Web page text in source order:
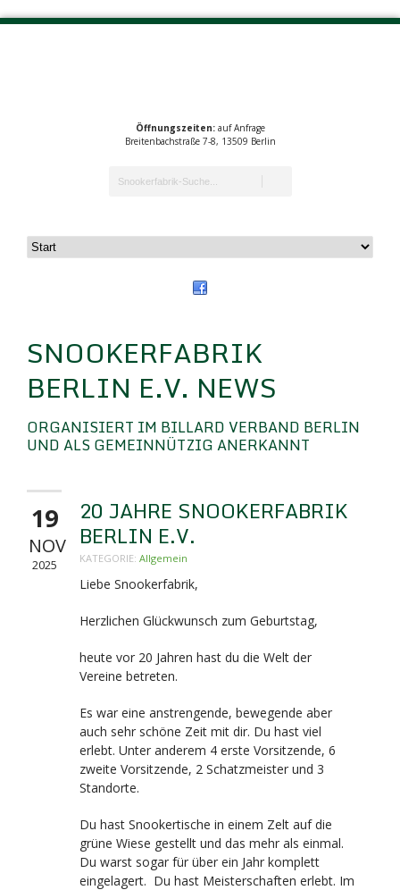
Öffnungszeiten:auf Anfrage
Breitenbachstraße 7-8, 13509 Berlin
SNOOKERFABRIK
BERLIN E.V. NEWS
ORGANISIERT IM BILLARD VERBAND BERLIN
UND ALS GEMEINNÜTZIG ANERKANNT
19
NOV
2025
20 JAHRE SNOOKERFABRIK
BERLIN E.V.
KATEGORIE: Allgemein
Liebe Snookerfabrik,
Herzlichen Glückwunsch zum Geburtstag,
heute vor 20 Jahren hast du die Welt der
Vereine betreten.
Es war eine anstrengende, bewegende aber
auch sehr schöne Zeit mit dir. Du hast viel
erlebt. Unter anderem 4 erste Vorsitzende, 6
zweite Vorsitzende, 2 Schatzmeister und 3
Standorte.
Du hast Snookertische in einem Zelt auf die
grüne Wiese gestellt und das mehr als einmal.
Du warst sogar für über ein Jahr komplett
eingelagert. Du hast Meisterschaften erlebt. Im